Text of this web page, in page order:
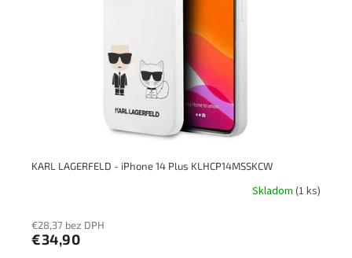
KARL LAGERFELD - iPhone 14 Plus KLHCP14MSSKCW
Skladom (1 ks)
€28,37 bez DPH
€34,90